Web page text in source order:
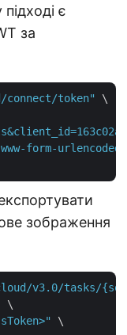
є
за
token"
\
form-urlencoded"
зображення
v3.0/tasks/
\
\